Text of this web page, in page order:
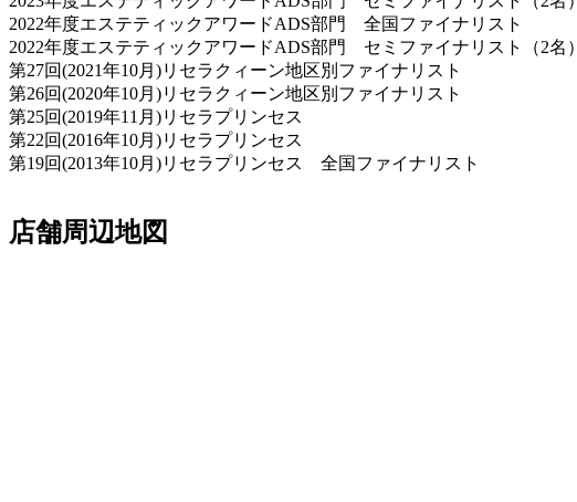
2022年度エステティックアワードADS部門 全国ファイナリスト
2022年度エステティックアワードADS部門 セミファイナリスト（2名）
第27回(2021年10月)リセラクィーン地区別ファイナリスト
第26回(2020年10月)リセラクィーン地区別ファイナリスト
第25回(2019年11月)リセラプリンセス
第22回(2016年10月)リセラプリンセス
第19回(2013年10月)リセラプリンセス 全国ファイナリスト
店舗周辺地図